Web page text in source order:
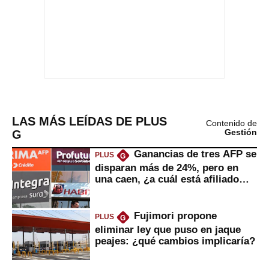
LAS MÁS LEÍDAS DE PLUS
G
Contenido de
Gestión
PLUS G
Ganancias de tres AFP se
disparan más de 24%, pero en
una caen, ¿a cuál está afiliado
PLUS G
Fujimori propone
eliminar ley que puso en jaque
peajes: ¿qué cambios implicaría?